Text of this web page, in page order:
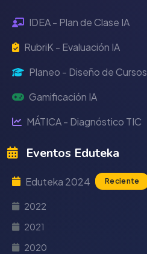
IDEA - Plan de Clase IA
RubriK - Evaluación IA
Planeo - Diseño de Cursos
Gamificación IA
MÁTICA - Diagnóstico TIC
Eventos Eduteka
Eduteka 2024 Reciente
2022
2021
2020